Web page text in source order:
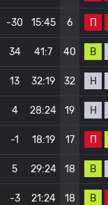
-30 15:45 6 П
34 41:7 40 В
13 32:19 32 Н
4 28:24 19 Н
-1 18:19 17 П
5 29:24 18 В
-3 21:24 18 В